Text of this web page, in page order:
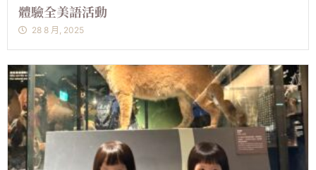
體驗全美語活動
28 8 月, 2025